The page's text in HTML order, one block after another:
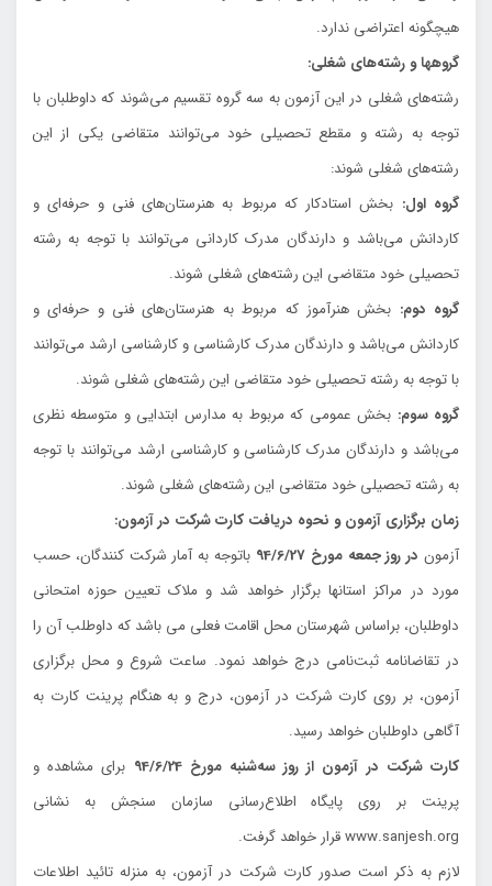
هيچگونه اعتراضي ندارد.
گروهها و رشته‌هاي شغلي:
رشته‌هاي شغلي در اين آزمون به سه گروه تقسيم مي‌شوند كه داوطلبان با
توجه به رشته‌ و مقطع تحصيلي خود مي‌توانند متقاضي يكي از اين
رشته‌هاي شغلي شوند:
گروه اول: بخش استادكار كه مربوط به هنرستان‌هاي فني و حرفه‌اي و
كاردانش مي‌باشد و دارندگان مدرك کاردانی مي‌توانند با توجه به رشته
تحصيلي خود متقاضي اين رشته‌هاي شغلي شوند.
گروه دوم: بخش هنرآموز كه مربوط به هنرستان‌هاي فني و حرفه‌اي و
كاردانش مي‌باشد و دارندگان مدرك كارشناسي و كارشناسي ارشد مي‌توانند
با توجه به رشته تحصيلي خود متقاضي اين رشته‌هاي شغلي شوند.
گروه سوم: بخش عمومي كه مربوط به مدارس ابتدايي و متوسطه نظري
مي‌باشد و دارندگان مدرك كارشناسي و كارشناسي ارشد مي‌توانند با توجه
به رشته تحصيلي خود متقاضي اين رشته‌هاي شغلي شوند.
زمان برگزاري آزمون و نحوه دريافت كارت شركت در آزمون:
آزمون در روز جمعه مورخ 94/6/27
باتوجه به آمار شركت كنندگان، حسب
مورد در مراكز استانها برگزار خواهد شد و ملاك تعيين حوزه امتحاني
داوطلبان، براساس شهرستان محل اقامت فعلي مي باشد كه داوطلب آن را
در تقاضانامه ثبت‌نامي درج خواهد نمود. ساعت شروع و محل برگزاري
آزمون، بر روي كارت شركت در آزمون، درج و به هنگام پرينت كارت به
آگاهي داوطلبان خواهد رسيد.
كارت شركت در آزمون از روز سه‌شنبه مورخ 94/6/24
براي مشاهده و
پرينت بر روي پايگاه اطلاع‌رساني سازمان سنجش به نشاني
www.sanjesh.org قرار خواهد گرفت.
لازم به ذكر است صدور كارت شركت در آزمون، به منزله تائيد اطلاعات